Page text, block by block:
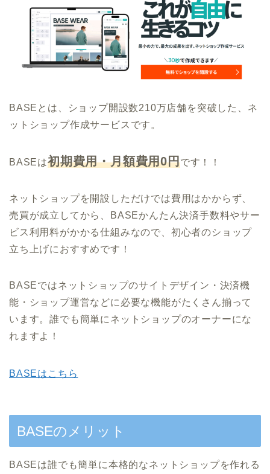
BASEとは、ショップ開設数210万店舗を突破した、ネ
ットショップ作成サービスです。
BASEは初期費用・月額費用0円です！！
ネットショップを開設しただけでは費用はかからず、
売買が成立してから、BASEかんたん決済手数料やサー
ビス利用料がかかる仕組みなので、初心者のショップ
立ち上げにおすすめです！
BASEではネットショップのサイトデザイン・決済機
能・ショップ運営などに必要な機能がたくさん揃って
います。誰でも簡単にネットショップのオーナーにな
れますよ！
BASEはこちら
BASEのメリット
BASEは誰でも簡単に本格的なネットショップを作れる